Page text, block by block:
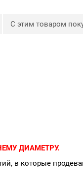
С этим товаром
ДИАМЕТРУ.
в которые